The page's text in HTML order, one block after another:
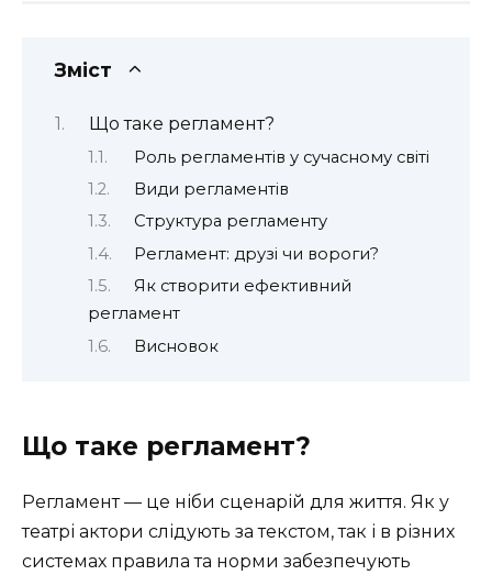
Зміст
Що таке регламент?
Роль регламентів у сучасному світі
Види регламентів
Структура регламенту
Регламент: друзі чи вороги?
Як створити ефективний
регламент
Висновок
Що таке регламент?
Регламент — це ніби сценарій для життя. Як у
театрі актори слідують за текстом, так і в різних
системах правила та норми забезпечують